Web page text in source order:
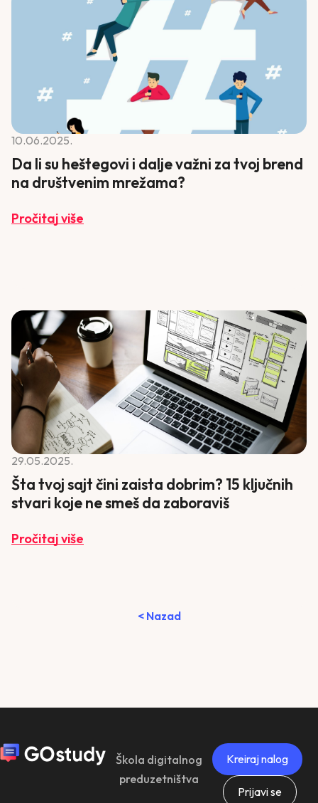
10.06.2025.
Da li su heštegovi i dalje važni za tvoj brend
na društvenim mrežama?
Pročitaj više
29.05.2025.
Šta tvoj sajt čini zaista dobrim? 15 ključnih
stvari koje ne smeš da zaboraviš
Pročitaj više
< Nazad
Škola digitalnog
preduzetništva
Kreiraj nalog
Prijavi se